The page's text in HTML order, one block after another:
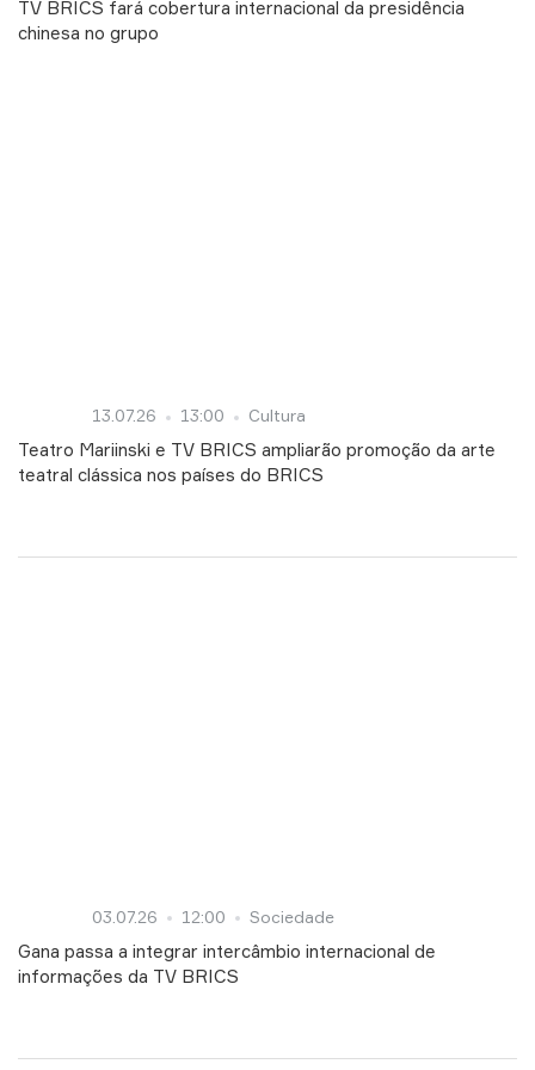
TV BRICS fará cobertura internacional da presidência
chinesa no grupo
13.07.26 13:00 Cultura
Teatro Mariinski e TV BRICS ampliarão promoção da arte
teatral clássica nos países do BRICS
03.07.26 12:00 Sociedade
Gana passa a integrar intercâmbio internacional de
informações da TV BRICS